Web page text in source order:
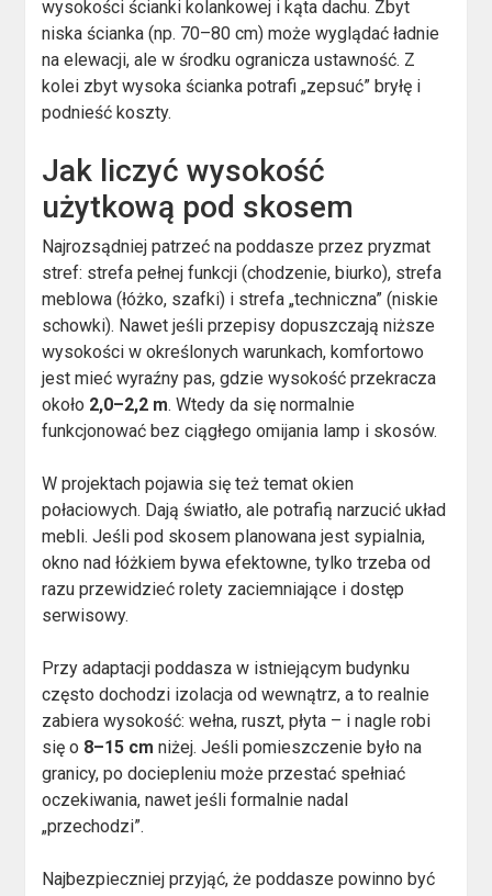
wysokości ścianki kolankowej i kąta dachu. Zbyt
niska ścianka (np. 70–80 cm) może wyglądać ładnie
na elewacji, ale w środku ogranicza ustawność. Z
kolei zbyt wysoka ścianka potrafi „zepsuć” bryłę i
podnieść koszty.
Jak liczyć wysokość
użytkową pod skosem
Najrozsądniej patrzeć na poddasze przez pryzmat
stref: strefa pełnej funkcji (chodzenie, biurko), strefa
meblowa (łóżko, szafki) i strefa „techniczna” (niskie
schowki). Nawet jeśli przepisy dopuszczają niższe
wysokości w określonych warunkach, komfortowo
jest mieć wyraźny pas, gdzie wysokość przekracza
około 2,0–2,2 m. Wtedy da się normalnie
funkcjonować bez ciągłego omijania lamp i skosów.
W projektach pojawia się też temat okien
połaciowych. Dają światło, ale potrafią narzucić układ
mebli. Jeśli pod skosem planowana jest sypialnia,
okno nad łóżkiem bywa efektowne, tylko trzeba od
razu przewidzieć rolety zaciemniające i dostęp
serwisowy.
Przy adaptacji poddasza w istniejącym budynku
często dochodzi izolacja od wewnątrz, a to realnie
zabiera wysokość: wełna, ruszt, płyta – i nagle robi
się o 8–15 cm niżej. Jeśli pomieszczenie było na
granicy, po dociepleniu może przestać spełniać
oczekiwania, nawet jeśli formalnie nadal
„przechodzi”.
Najbezpieczniej przyjąć, że poddasze powinno być